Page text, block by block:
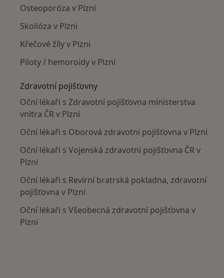
Osteoporóza v Plzni
Skolióza v Plzni
Křečové žíly v Plzni
Piloty / hemoroidy v Plzni
Zdravotní pojišťovny
Oční lékaři s Zdravotní pojišťovna ministerstva
vnitra ČR v Plzni
Oční lékaři s Oborová zdravotní pojišťovna v Plzni
Oční lékaři s Vojenská zdravotní pojišťovna ČR v
Plzni
Oční lékaři s Revírní bratrská pokladna, zdravotní
pojišťovna v Plzni
Oční lékaři s Všeobecná zdravotní pojišťovna v
Plzni